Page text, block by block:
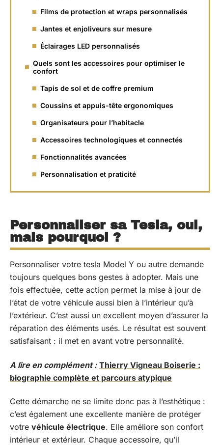
Films de protection et wraps personnalisés
Jantes et enjoliveurs sur mesure
Éclairages LED personnalisés
Quels sont les accessoires pour optimiser le
confort
Tapis de sol et de coffre premium
Coussins et appuis-tête ergonomiques
Organisateurs pour l’habitacle
Accessoires technologiques et connectés
Fonctionnalités avancées
Personnalisation et praticité
Personnaliser sa Tesla, oui,
mais pourquoi ?
Personnaliser votre tesla Model Y ou autre demande
toujours quelques bons gestes à adopter. Mais une
fois effectuée, cette action permet la mise à jour de
l’état de votre véhicule aussi bien à l’intérieur qu’à
l’extérieur. C’est aussi un excellent moyen d’assurer la
réparation des éléments usés. Le résultat est souvent
satisfaisant : il met en avant votre personnalité.
A lire en complément : Thierry Vigneau Boiserie :
biographie complète et parcours atypique
Cette démarche ne se limite donc pas à l’esthétique :
c’est également une excellente manière de protéger
votre véhicule électrique. Elle améliore son confort
intérieur et extérieur. Chaque accessoire, qu’il